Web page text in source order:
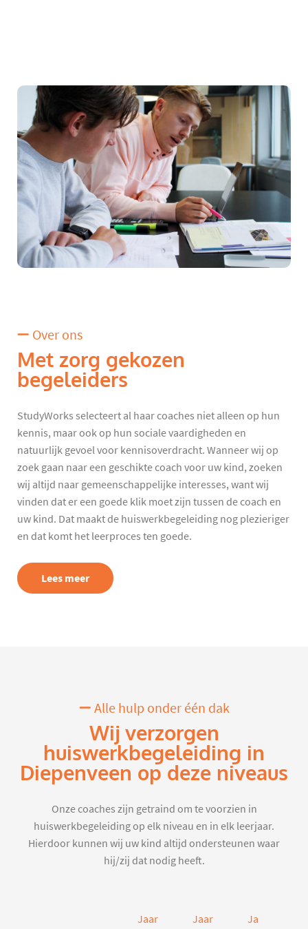
Over ons
Met zorg gekozen
begeleiders
StudyWorks selecteert al haar coaches niet alleen op hun
kennis, maar ook op hun sociale vaardigheden en
natuurlijk gevoel voor kennisoverdracht. Wanneer wij op
zoek gaan naar een geschikte coach voor uw kind, zoeken
wij altijd naar gemeenschappelijke interesses, want wij
vinden dat er een goede klik moet zijn tussen de coach en
uw kind. Dat maakt de huiswerkbegeleiding nog plezieriger
en dat komt het leerproces ten goede.
Lees meer
Alle hulp onder één dak
Wij verzorgen
huiswerkbegeleiding in
Diepenveen op deze niveaus
Onze coaches zijn getraind om te voorzien in
huiswerkbegeleiding op elk niveau en in elk leerjaar.
Hierdoor kunnen wij uw kind altijd ondersteunen waar
hij/zij dat nodig heeft.
Jaar
Jaar
Jaar